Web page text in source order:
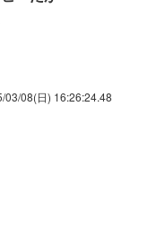
03/08(日) 16:26:24.48